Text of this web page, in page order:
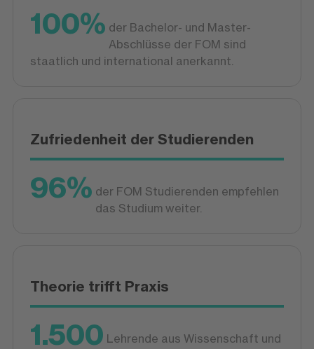
100% der Bachelor- und Master-
Abschlüsse der FOM sind
staatlich und international anerkannt.
Zufriedenheit der Studierenden
96% der FOM Studierenden empfehlen
das Studium weiter.
Theorie trifft Praxis
1.500 Lehrende aus Wissenschaft und